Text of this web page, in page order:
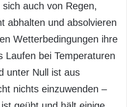
auch von Regen,
abhalten und absolvieren
Wetterbedingungen ihre
Laufen bei Temperaturen
unter Null ist aus
nichts einzuwenden –